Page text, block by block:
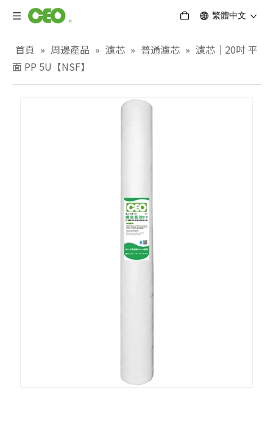
繁體中文
首頁 » 周邊產品 » 濾芯 » 普通濾芯 » 濾芯｜20吋 平
面 PP 5U【NSF】